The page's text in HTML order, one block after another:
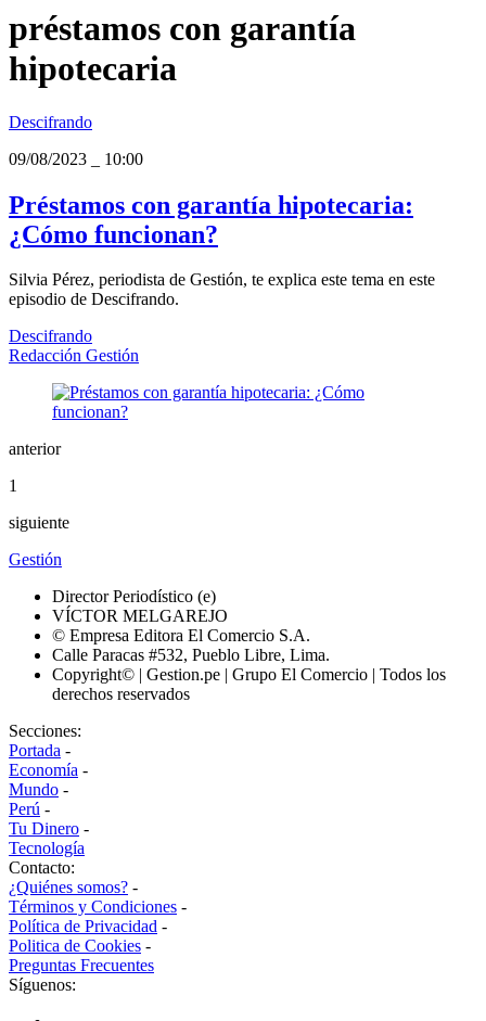
préstamos con garantía
hipotecaria
Descifrando
09/08/2023
10:00
Préstamos con garantía hipotecaria:
¿Cómo funcionan?
Silvia Pérez, periodista de Gestión, te explica este tema en este
episodio de Descifrando.
Descifrando
Redacción Gestión
anterior
1
siguiente
Gestión
Director Periodístico (e)
VÍCTOR MELGAREJO
© Empresa Editora El Comercio S.A.
Calle Paracas #532, Pueblo Libre, Lima.
Copyright© | Gestion.pe | Grupo El Comercio | Todos los
derechos reservados
Secciones:
Portada -
Economía -
Mundo -
Perú -
Tu Dinero -
Tecnología
Contacto:
¿Quiénes somos? -
Términos y Condiciones -
Política de Privacidad -
Politica de Cookies -
Preguntas Frecuentes
Síguenos: